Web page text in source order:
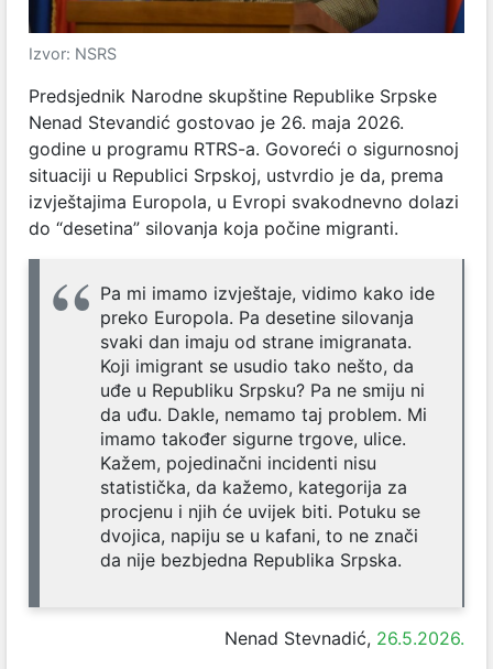
Izvor: NSRS
Predsjednik Narodne skupštine Republike Srpske
Nenad Stevandić gostovao je 26. maja 2026.
godine u programu RTRS-a. Govoreći o sigurnosnoj
situaciji u Republici Srpskoj, ustvrdio je da, prema
izvještajima Europola, u Evropi svakodnevno dolazi
do “desetina” silovanja koja počine migranti.
Pa mi imamo izvještaje, vidimo kako ide
preko Europola. Pa desetine silovanja
svaki dan imaju od strane imigranata.
Koji imigrant se usudio tako nešto, da
uđe u Republiku Srpsku? Pa ne smiju ni
da uđu. Dakle, nemamo taj problem. Mi
imamo također sigurne trgove, ulice.
Kažem, pojedinačni incidenti nisu
statistička, da kažemo, kategorija za
procjenu i njih će uvijek biti. Potuku se
dvojica, napiju se u kafani, to ne znači
da nije bezbjedna Republika Srpska.
Nenad Stevnadić, 26.5.2026.